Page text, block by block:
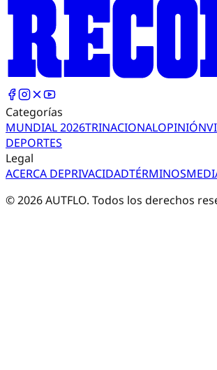
Categorías
MUNDIAL 2026TRINACIONALOPINIÓN
DEPORTES
Legal
ACERCA DEPRIVACIDADTÉRMINOS
©2026AUTFLO. Todos los derechos